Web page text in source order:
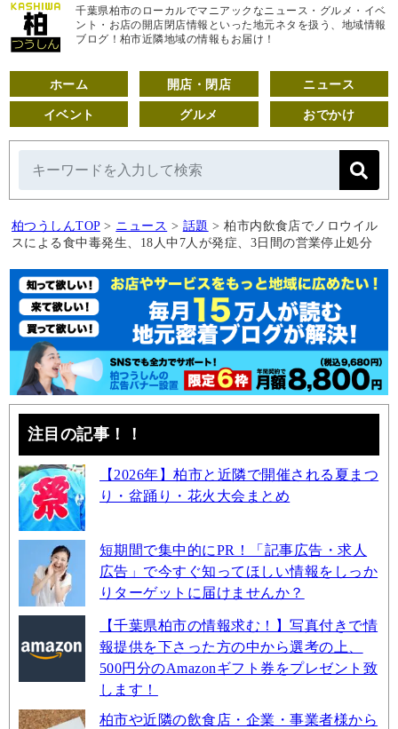
千葉県柏市のローカルでマニアックなニュース・グルメ・イベ
ント・お店の開店閉店情報といった地元ネタを扱う、地域情報
ブログ！柏市近隣地域の情報もお届け！
ホーム 開店・閉店 ニュース
イベント グルメ おでかけ
柏つうしんTOP > ニュース > 話題 > 柏市内飲食店でノロウイル
スによる食中毒発生、18人中7人が発症、3日間の営業停止処分
注目の記事！！
【2026年】柏市と近隣で開催される夏まつ
り・盆踊り・花火大会まとめ
短期間で集中的にPR！「記事広告・求人
広告」で今すぐ知ってほしい情報をしっか
りターゲットに届けませんか？
【千葉県柏市の情報求む！】写真付きで情
報提供を下さった方の中から選考の上、
500円分のAmazonギフト券をプレゼント致
します！
柏市や近隣の飲食店・企業・事業者様から